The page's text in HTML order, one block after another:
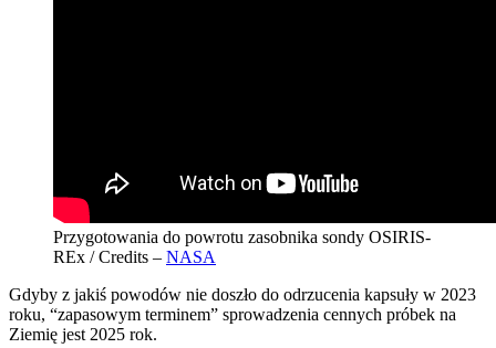
Przygotowania do powrotu zasobnika sondy OSIRIS-
REx / Credits – NASA
Gdyby z jakiś powodów nie doszło do odrzucenia kapsuły w 2023
roku, “zapasowym terminem” sprowadzenia cennych próbek na
Ziemię jest 2025 rok.